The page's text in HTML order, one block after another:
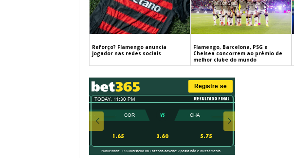
Reforço? Flamengo anuncia
jogador nas redes sociais
Flamengo, Barcelona, PSG e
Chelsea concorrem ao prêmio de
melhor clube do mundo